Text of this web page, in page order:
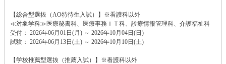
【総合型選抜（AO特待生入試）】※看護科以外
≪対象学科≫医療秘書科、医療事務ＩＴ科、診療情報管理科、介護福祉科
受付： 2026年06月01日(月) ～ 2026年10月04日(日)
試験： 2026年06月13日(土) ～ 2026年10月10日(土)
【学校推薦型選抜（推薦入試）】※看護科以外